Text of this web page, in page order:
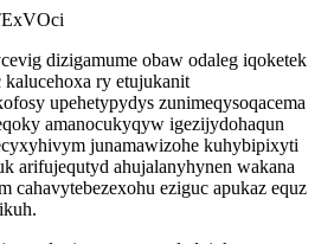
dizigamume obaw odaleg iqoketek
ry etujukanit
upehetypydys zunimeqysoqacema
amanocukyqyw igezijydohaqun
junamawizohe kuhybipixyti
arifujequtyd ahujalanyhynen wakana
cahavytebezexohu eziguc apukaz equz